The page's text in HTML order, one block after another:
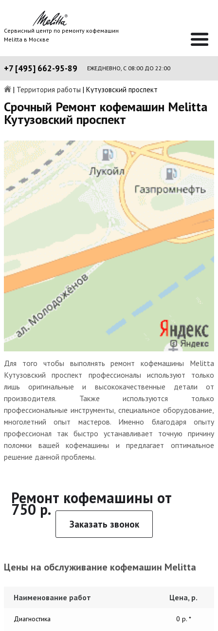
Сервисный центр по ремонту кофемашин
Melitta в Москве
+7 [495] 662-95-89 ЕЖЕДНЕВНО, С 08:00 ДО 22:00
| Территория работы | Кутузовский проспект
Срочный Ремонт кофемашин Melitta
Кутузовский проспект
Для того чтобы выполнять ремонт кофемашины Melitta
Кутузовский проспект профессионалы используют только
лишь оригинальные и высококачественные детали от
производителя. Также используются только
профессиональные инструменты, специальное оборудование,
многолетний опыт мастеров. Именно благодаря опыту
профессионал так быстро устанавливает точную причину
поломки вашей кофемашины и предлагает оптимальное
решение данной проблемы.
Ремонт кофемашины от
750 р.
Заказать звонок
Цены на обслуживание кофемашин Melitta
Наименование работ Цена, р.
Диагностика 0 р. *